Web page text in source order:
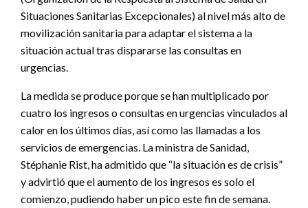
Situaciones Sanitarias Excepcionales) al nivel más alto de
movilización sanitaria para adaptar el sistema a la
situación actual tras dispararse las consultas en
urgencias.
La medida se produce porque se han multiplicado por
cuatro los ingresos o consultas en urgencias vinculados al
calor en los últimos días, así como las llamadas a los
servicios de emergencias. La ministra de Sanidad,
Stéphanie Rist, ha admitido que “la situación es de crisis”
y advirtió que el aumento de los ingresos es solo el
comienzo, pudiendo haber un pico este fin de semana.